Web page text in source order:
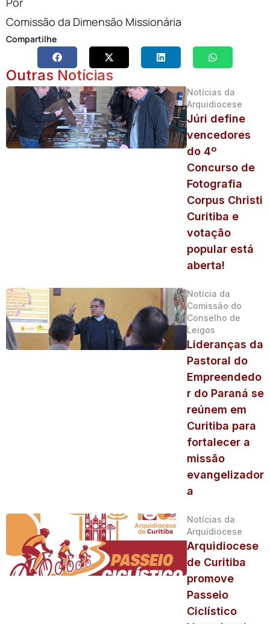
Comissão da Dimensão Missionária
Compartilhe
Outras Notícias
Notícias da
Arquidiocese
Júri define
vencedores
do 4º
Concurso de
Fotografia
Corpus Christi
Curitiba e
votação
popular está
aberta!
Notícia da
Comissão do
Conselho de
Leigos
Lideranças da
Pastoral do
Empreendedo
r do Paraná se
reúnem em
Curitiba para
fortalecer a
missão
evangelizador
a
Notícias da
Arquidiocese
Arquidiocese
de Curitiba
promove
Passeio
Ciclístico